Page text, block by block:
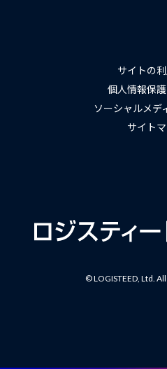
サイトの
個人情報保
ソーシャルメデ
サイト
© LOGISTEED, Ltd.